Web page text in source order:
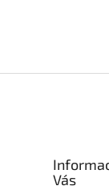
Vás